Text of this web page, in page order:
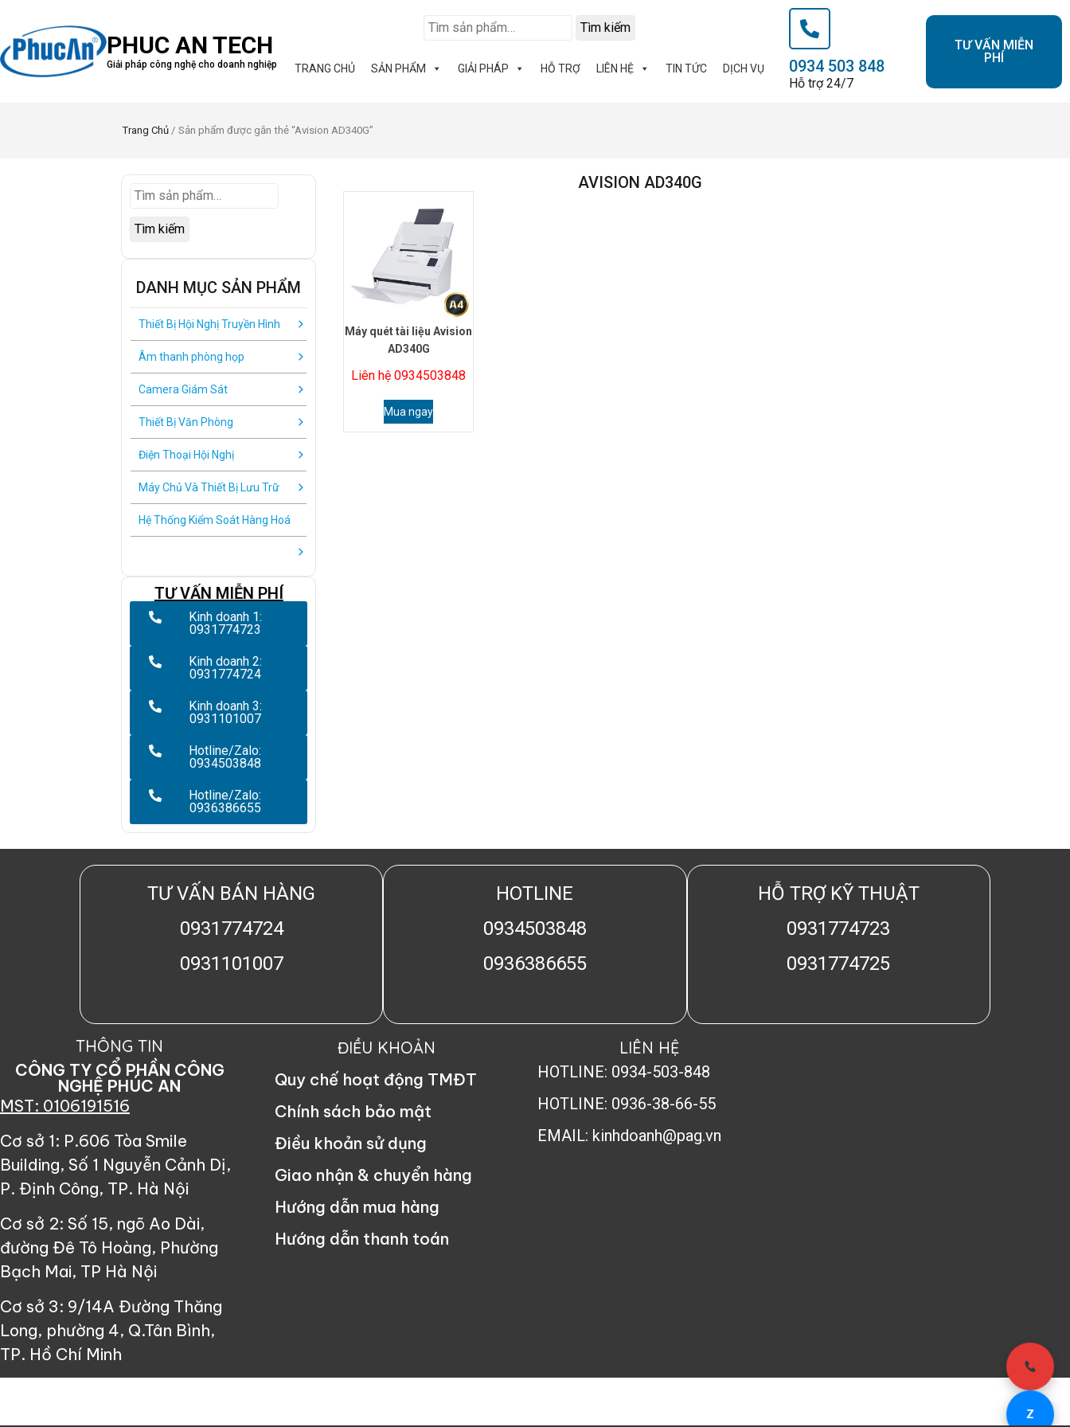
Z
PHUC AN TECH
Giải pháp công nghệ cho doanh nghiệp
Tìm kiếm
TRANG CHỦ SẢN PHẨM GIẢI PHÁP HỖ TRỢ LIÊN HỆ TIN TỨC DỊCH VỤ 0934 503 848
Hỗ trợ 24/7
TƯ VẤN MIỄN
PHÍ
Trang Chủ / Sản phẩm được gắn thẻ “Avision AD340G”
Tìm kiếm
DANH MỤC SẢN PHẨM
Thiết Bị Hội Nghị Truyền Hình
Âm thanh phòng họp
Camera Giám Sát
Thiết Bị Văn Phòng
Điện Thoại Hội Nghị
Máy Chủ Và Thiết Bị Lưu Trữ
Hệ Thống Kiểm Soát Hàng Hoá
TƯ VẤN MIỄN PHÍ
Kinh doanh 1:
0931774723
Kinh doanh 2:
0931774724
Kinh doanh 3:
0931101007
Hotline/Zalo:
0934503848
Hotline/Zalo:
0936386655
AVISION AD340G
Máy quét tài liệu Avision
AD340G
Liên hệ 0934503848
Mua ngay
TƯ VẤN BÁN HÀNG
0931774724
0931101007
HOTLINE
0934503848
0936386655
HỖ TRỢ KỸ THUẬT
0931774723
0931774725
THÔNG TIN
CÔNG TY CỔ PHẦN CÔNG
NGHỆ PHÚC AN
MST: 0106191516
Cơ sở 1: P.606 Tòa Smile
Building, Số 1 Nguyễn Cảnh Dị,
P. Định Công, TP. Hà Nội
Cơ sở 2: Số 15, ngõ Ao Dài,
đường Đê Tô Hoàng, Phường
Bạch Mai, TP Hà Nội
Cơ sở 3: 9/14A Đường Thăng
Long, phường 4, Q.Tân Bình,
TP. Hồ Chí Minh
ĐIỀU KHOẢN
Quy chế hoạt động TMĐT
Chính sách bảo mật
Điều khoản sử dụng
Giao nhận & chuyển hàng
Hướng dẫn mua hàng
Hướng dẫn thanh toán
LIÊN HỆ
HOTLINE: 0934-503-848
HOTLINE: 0936-38-66-55
EMAIL: kinhdoanh@pag.vn